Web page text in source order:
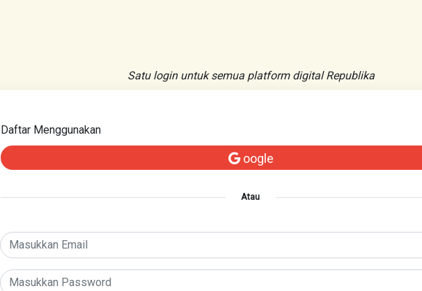
Satu login untuk semua platform digital Republika
Daftar Menggunakan
oogle
Atau